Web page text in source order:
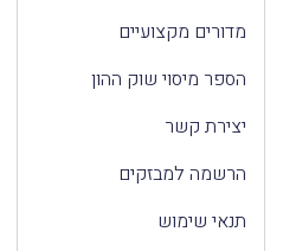
מדורים מקצועיים
הספר מיסוי שוק ההון
יצירת קשר
הרשמה למבזקים
תנאי שימוש